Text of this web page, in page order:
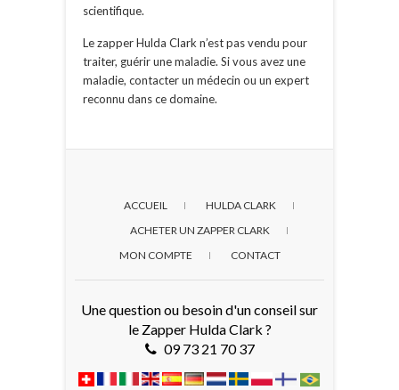
scientifique.
Le zapper Hulda Clark n’est pas vendu pour
traiter, guérir une maladie. Si vous avez une
maladie, contacter un médecin ou un expert
reconnu dans ce domaine.
ACCUEIL
HULDA CLARK
ACHETER UN ZAPPER CLARK
MON COMPTE
CONTACT
Une question ou besoin d'un conseil sur
le Zapper Hulda Clark ?
09 73 21 70 37